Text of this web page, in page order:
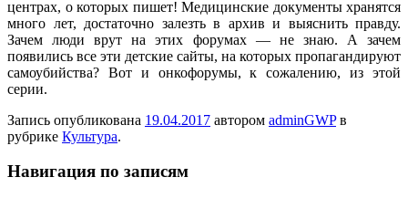
центрах, о которых пишет! Медицинские документы хранятся
много лет, достаточно залезть в архив и выяснить правду.
Зачем люди врут на этих форумах — не знаю. А зачем
появились все эти детские сайты, на которых пропагандируют
самоубийства? Вот и онкофорумы, к сожалению, из этой
серии.
Запись опубликована 19.04.2017 автором adminGWPв
рубрике Культура.
Навигация по записям